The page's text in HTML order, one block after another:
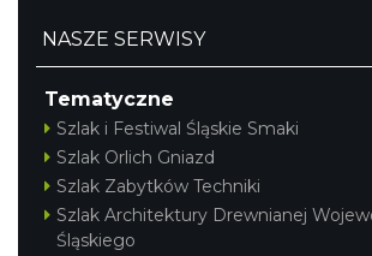
NASZE SERWISY
Tematyczne
Szlak i Festiwal Śląskie Smaki
Szlak Orlich Gniazd
Szlak Zabytków Techniki
Szlak Architektury Drewnianej
Śląskiego